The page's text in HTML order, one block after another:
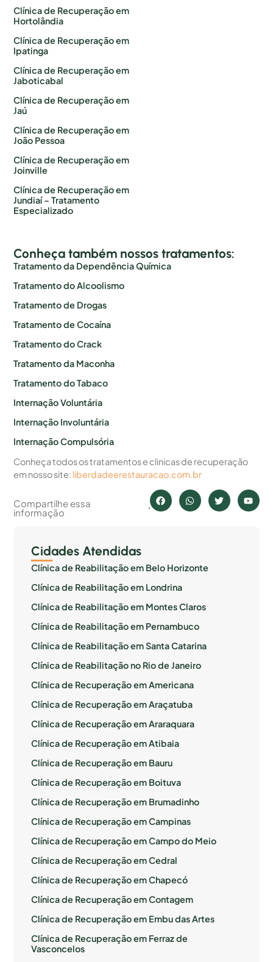
Clínica de Recuperação em
Hortolândia
Clínica de Recuperação em
Ipatinga
Clínica de Recuperação em
Jaboticabal
Clínica de Recuperação em
Jaú
Clínica de Recuperação em
João Pessoa
Clínica de Recuperação em
Joinville
Clínica de Recuperação em
Jundiaí – Tratamento
Especializado
Conheça também nossos tratamentos:
Tratamento da Dependência Química
Tratamento do Alcoolismo
Tratamento de Drogas
Tratamento de Cocaína
Tratamento do Crack
Tratamento da Maconha
Tratamento do Tabaco
Internação Voluntária
Internação Involuntária
Internação Compulsória
Conheça todos os tratamentos e clinicas de recuperação
em nosso site: liberdadeerestauracao.com.br
Compartilhe essa
informação
Cidades Atendidas
Clínica de Reabilitação em Belo Horizonte
Clínica de Reabilitação em Londrina
Clínica de Reabilitação em Montes Claros
Clínica de Reabilitação em Pernambuco
Clínica de Reabilitação em Santa Catarina
Clínica de Reabilitação no Rio de Janeiro
Clínica de Recuperação em Americana
Clínica de Recuperação em Araçatuba
Clínica de Recuperação em Araraquara
Clínica de Recuperação em Atibaia
Clínica de Recuperação em Bauru
Clínica de Recuperação em Boituva
Clínica de Recuperação em Brumadinho
Clínica de Recuperação em Campinas
Clínica de Recuperação em Campo do Meio
Clínica de Recuperação em Cedral
Clínica de Recuperação em Chapecó
Clínica de Recuperação em Contagem
Clínica de Recuperação em Embu das Artes
Clínica de Recuperação em Ferraz de
Vasconcelos